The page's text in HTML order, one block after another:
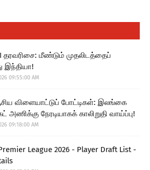
தரவரிசை: மீண்டும் முதலிடத்தைப்
இந்தியா!
09:55:00 AM
விளையாட்டுப் போட்டிகள்: இலங்கை
அணிக்கு நேரடியாகக் காலிறுதி வாய்ப்பு!
09:18:00 AM
League 2026 - Player Draft List -